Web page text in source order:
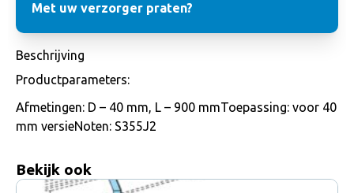
Met uw verzorger praten?
Beschrijving
Productparameters:
Afmetingen: D – 40 mm, L – 900 mmToepassing: voor 40
mm versieNoten: S355J2
Bekijk ook